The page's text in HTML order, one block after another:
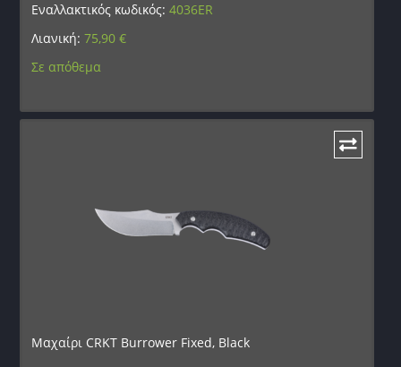
Εναλλακτικός κωδικός:4036ER
Λιανική:75,90€
Σε απόθεμα
Μαχαίρι CRKT Burrower Fixed, Black